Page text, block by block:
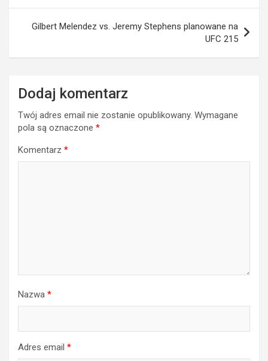
Gilbert Melendez vs. Jeremy Stephens planowane na
UFC 215
Dodaj komentarz
Twój adres email nie zostanie opublikowany. Wymagane
pola są oznaczone *
Komentarz *
Nazwa *
Adres email *